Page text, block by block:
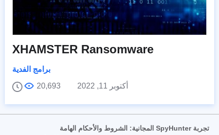
XHAMSTER Ransomware
برامج الفدية
أكتوبر 11, 2022
20,693
تجربة SpyHunter المجانية: الشروط والأحكام الهامة